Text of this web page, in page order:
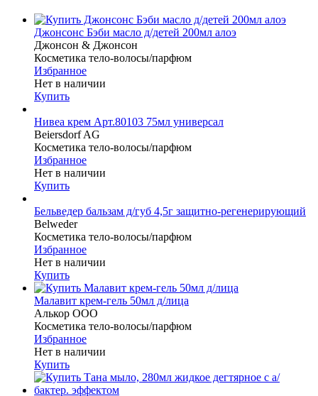
Джонсонс Бэби масло д/детей 200мл алоэ
Джонсон & Джонсон
Косметика тело-волосы/парфюм
Избранное
Нет в наличии
Купить
Нивеа крем Арт.80103 75мл универсал
Beiersdorf AG
Косметика тело-волосы/парфюм
Избранное
Нет в наличии
Купить
Бельведер бальзам д/губ 4,5г защитно-регенерирующий
Belweder
Косметика тело-волосы/парфюм
Избранное
Нет в наличии
Купить
Малавит крем-гель 50мл д/лица
Алькор ООО
Косметика тело-волосы/парфюм
Избранное
Нет в наличии
Купить